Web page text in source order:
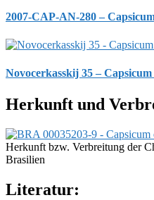
2007-CAP-AN-280 –
Novocerkasskij 35 –
Herkunft und
Herkunft bzw. Verbreitung der
Brasilien
Literatur: